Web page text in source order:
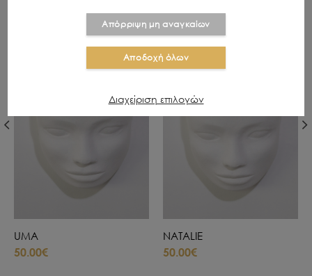
UMA
50.00€
NATALIE
50.00€
Απόρριψη μη αναγκαίων
Αποδοχή όλων
Διαχείριση επιλογών